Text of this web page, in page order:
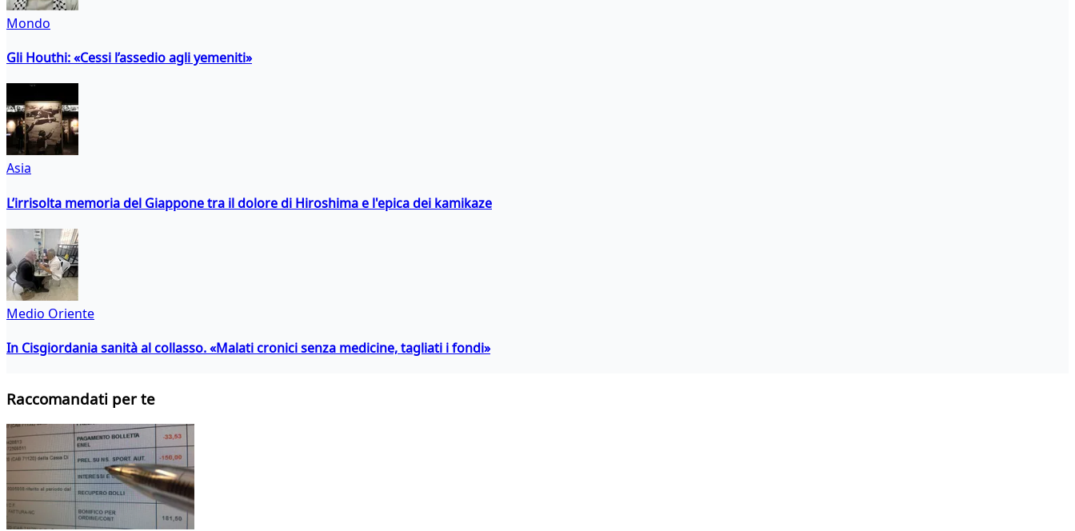
Mondo
Gli Houthi: «Cessi l’assedio agli yemeniti»
Asia
L’irrisolta memoria del Giappone tra il dolore di Hiroshima e l'epica dei kamikaze
Medio Oriente
In Cisgiordania sanità al collasso. «Malati cronici senza medicine, tagliati i fondi»
Raccomandati per te